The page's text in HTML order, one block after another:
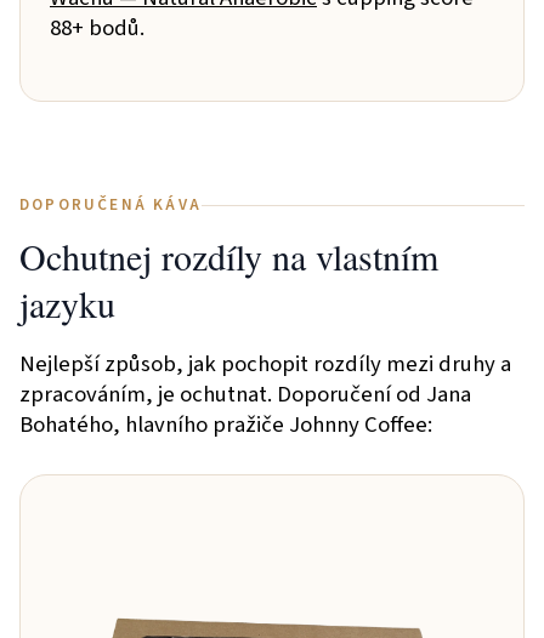
88+ bodů.
DOPORUČENÁ KÁVA
Ochutnej rozdíly na vlastním
jazyku
Nejlepší způsob, jak pochopit rozdíly mezi druhy a
zpracováním, je ochutnat. Doporučení od Jana
Bohatého, hlavního pražiče Johnny Coffee: